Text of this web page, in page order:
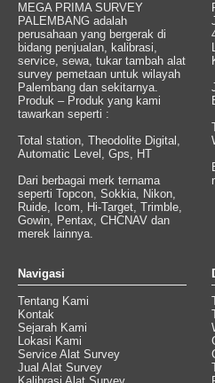
MEGA PRIMA SURVEY
PALEMBANG adalah
perusahaan yang bergerak di
bidang penjualan, kalibrasi,
service, sewa, tukar tambah alat
survey pemetaan untuk wilayah
Palembang dan sekitarnya.
Produk – Produk yang kami
tawarkan seperti :
Total station, Theodolite Digital,
Automatic Level, Gps, HT
Dari berbagai merk ternama
seperti Topcon, Sokkia, Nikon,
Ruide, Icom, Hi-Target, Trimble,
Gowin, Pentax, CHCNAV dan
merek lainnya.
Navigasi
Tentang Kami
Kontak
Sejarah Kami
Lokasi Kami
Service Alat Survey
Jual Alat Survey